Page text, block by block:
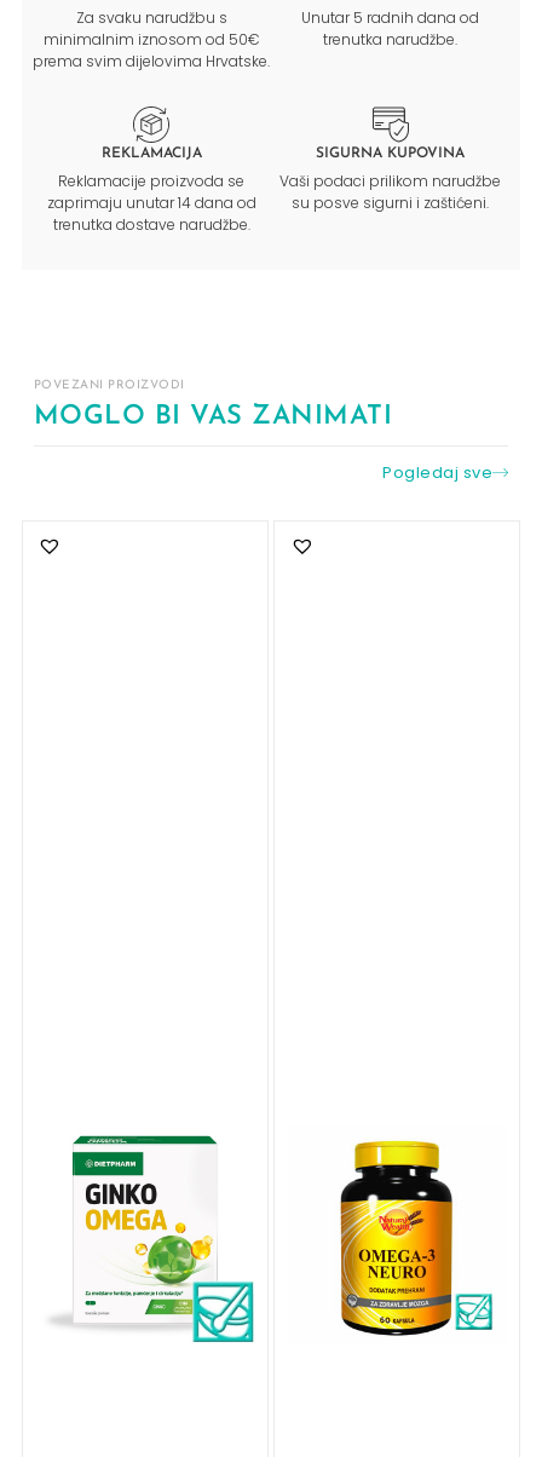
Za svaku narudžbu s
minimalnim iznosom od 50€
prema svim dijelovima Hrvatske.
Unutar 5 radnih dana od
trenutka narudžbe.
REKLAMACIJA
Reklamacije proizvoda se
zaprimaju unutar 14 dana od
trenutka dostave narudžbe.
SIGURNA KUPOVINA
Vaši podaci prilikom narudžbe
su posve sigurni i zaštićeni.
POVEZANI PROIZVODI
MOGLO BI VAS ZANIMATI
Pogledaj sve